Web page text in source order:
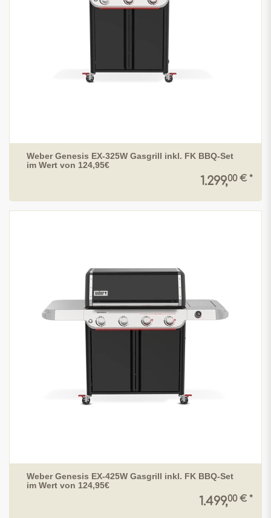
Weber Genesis EX-325W Gasgrill inkl. FK BBQ-Set
im Wert von 124,95€
1.299,00 € *
Weber Genesis EX-425W Gasgrill inkl. FK BBQ-Set
im Wert von 124,95€
1.499,00 € *